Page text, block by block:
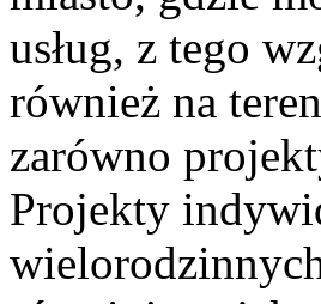
usług, z tego
również na
zarówno
Projekty